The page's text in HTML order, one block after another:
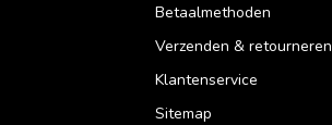
Betaalmethoden
Verzenden & retourneren
Klantenservice
Sitemap